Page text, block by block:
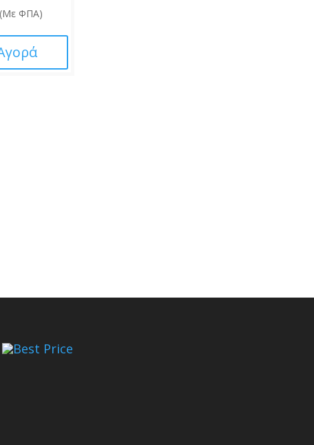
(Με ΦΠΑ)
Best Price